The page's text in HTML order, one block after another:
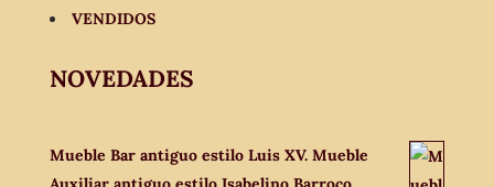
VENDIDOS
NOVEDADES
Mueble Bar antiguo estilo Luis XV. Mueble